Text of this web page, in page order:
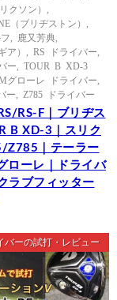
クソン）
（ブリヂストン）
鹿又芳典
ア）
RS ドライバー
ー
TOUR B XD-3
グローレ ドライバー
ー
Z785 ドライバー
RS-F｜ブリヂス
B XD-3｜スリク
Z785｜テーラー
ローレ｜ドライバ
ラブフィッター
バーの試打・レビュー